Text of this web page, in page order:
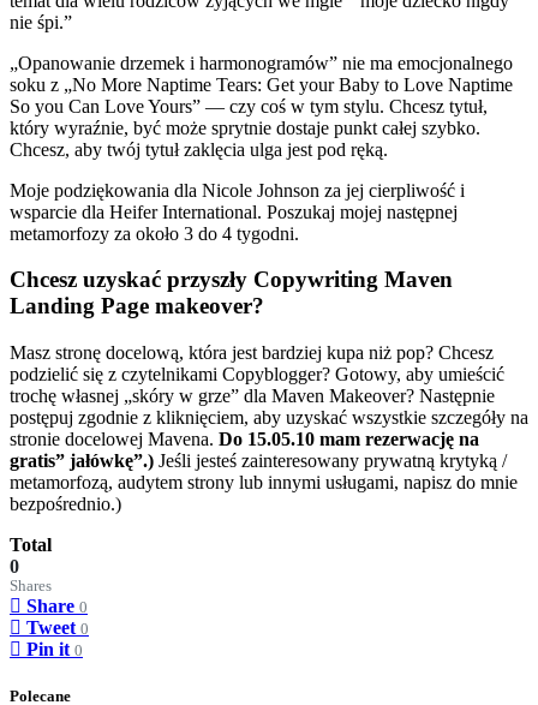
nie śpi.”
„Opanowanie drzemek i harmonogramów” nie ma emocjonalnego
soku z „No More Naptime Tears: Get your Baby to Love Naptime
So you Can Love Yours” — czy coś w tym stylu. Chcesz tytuł,
który wyraźnie, być może sprytnie dostaje punkt całej szybko.
Chcesz, aby twój tytuł zaklęcia ulga jest pod ręką.
Moje podziękowania dla Nicole Johnson za jej cierpliwość i
wsparcie dla Heifer International. Poszukaj mojej następnej
metamorfozy za około 3 do 4 tygodni.
Chcesz uzyskać przyszły Copywriting Maven
Landing Page makeover?
Masz stronę docelową, która jest bardziej kupa niż pop? Chcesz
podzielić się z czytelnikami Copyblogger? Gotowy, aby umieścić
trochę własnej „skóry w grze” dla Maven Makeover? Następnie
postępuj zgodnie z kliknięciem, aby uzyskać wszystkie szczegóły na
stronie docelowej Mavena. Do 15.05.10 mam rezerwację na
gratis” jałówkę”.) Jeśli jesteś zainteresowany prywatną krytyką /
metamorfozą, audytem strony lub innymi usługami, napisz do mnie
bezpośrednio.)
Total
0
Shares
Share 0
Tweet 0
Pin it 0
Polecane